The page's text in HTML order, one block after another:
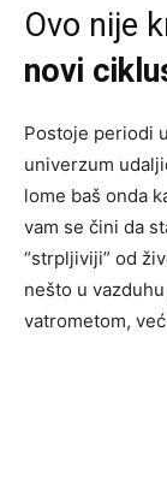
Ovo nije
novi
Postoje periodi
univerzum
lome baš onda
vam se čini da
“strpljiviji” od
nešto u
vatrometom,